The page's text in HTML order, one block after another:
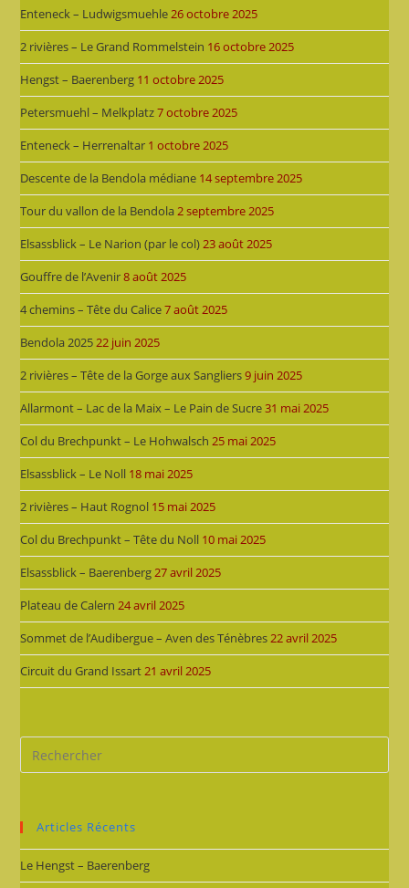
Enteneck – Ludwigsmuehle26 octobre 2025
2 rivières – Le Grand Rommelstein 16 octobre 2025
Hengst – Baerenberg 11 octobre 2025
Petersmuehl – Melkplatz7 octobre 2025
Enteneck – Herrenaltar 1 octobre 2025
Descente de la Bendola médiane 14 septembre 2025
Tour du vallon de la Bendola2 septembre 2025
Elsassblick – Le Narion (par le col)23 août 2025
Gouffre de l’Avenir8 août 2025
4 chemins – Tête du Calice7 août 2025
Bendola 202522 juin 2025
2 rivières – Tête de la Gorge aux Sangliers9 juin 2025
Allarmont – Lac de la Maix – Le Pain de Sucre31 mai 2025
Col du Brechpunkt – Le Hohwalsch 25 mai 2025
Elsassblick – Le Noll 18 mai 2025
2 rivières – Haut Rognol 15 mai 2025
Col du Brechpunkt – Tête du Noll 10 mai 2025
Elsassblick – Baerenberg27 avril 2025
Plateau de Calern 24 avril 2025
Sommet de l’Audibergue – Aven des Ténèbres22 avril 2025
Circuit du Grand Issart21 avril 2025
Articles Récents
Le Hengst – Baerenberg